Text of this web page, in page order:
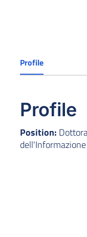
Profile
Profile
Position:
dell'Informazione